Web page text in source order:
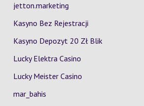
jetton.marketing
Kasyno Bez Rejestracji
Kasyno Depozyt 20 Zł Blik
Lucky Elektra Casino
Lucky Meister Casino
mar_bahis